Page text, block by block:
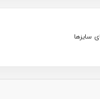
سایزها